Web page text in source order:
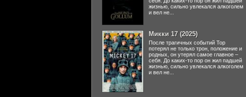
жизнью, сильно увлекался алкоголем
и вел не...
Микки 17 (2025)
После трагичных событий Тор
потерял не только трон, положение и
родных, он утерял самое главное –
себя. До каких-то пор он жил падшей
жизнью, сильно увлекался алкоголем
и вел не...